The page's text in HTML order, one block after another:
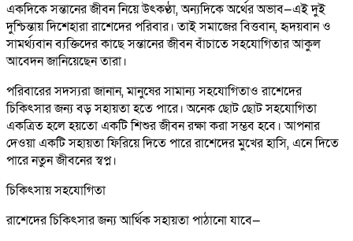
একদিকে সন্তানের জীবন নিয়ে উৎকণ্ঠা, অন্যদিকে অর্থের অভাব—এই দুই
দুশ্চিন্তায় দিশেহারা রাশেদের পরিবার। তাই সমাজের বিত্তবান, হৃদয়বান ও
সামর্থ্যবান ব্যক্তিদের কাছে সন্তানের জীবন বাঁচাতে সহযোগিতার আকুল
আবেদন জানিয়েছেন তারা।
পরিবারের সদস্যরা জানান, মানুষের সামান্য সহযোগিতাও রাশেদের
চিকিৎসার জন্য বড় সহায়তা হতে পারে। অনেক ছোট ছোট সহযোগিতা
একত্রিত হলে হয়তো একটি শিশুর জীবন রক্ষা করা সম্ভব হবে। আপনার
দেওয়া একটি সহায়তা ফিরিয়ে দিতে পারে রাশেদের মুখের হাসি, এনে দিতে
পারে নতুন জীবনের স্বপ্ন।
চিকিৎসায় সহযোগিতা
রাশেদের চিকিৎসার জন্য আর্থিক সহায়তা পাঠানো যাবে—